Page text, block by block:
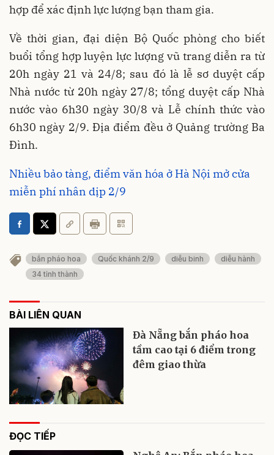
hợp để xác định lực lượng bạn tham gia.
Về thời gian, đại diện Bộ Quốc phòng cho biết
buổi tổng hợp luyện lực lượng vũ trang diễn ra từ
20h ngày 21 và 24/8; sau đó là lễ sơ duyệt cấp
Nhà nước từ 20h ngày 27/8; tổng duyệt cấp Nhà
nước vào 6h30 ngày 30/8 và Lễ chính thức vào
6h30 ngày 2/9. Địa điểm đều ở Quảng trường Ba
Đình.
Nhiều bảo tàng, điểm văn hóa ở Hà Nội mở cửa
miễn phí nhân dịp 2/9
bắn pháo hoa Quốc khánh 2/9 diễu binh
diễu hành
34 tỉnh thành
BÀI LIÊN QUAN
Đà Nẵng bắn pháo hoa
tầm cao tại 6 điểm trong
đêm giao thừa
ĐỌC TIẾP